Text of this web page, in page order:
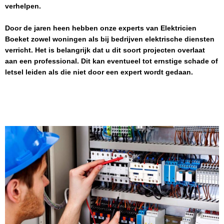
verhelpen.
Door de jaren heen hebben onze experts van Elektricien
Boeket zowel woningen als bij bedrijven elektrische diensten
verricht. Het is belangrijk dat u dit soort projecten overlaat
aan een professional. Dit kan eventueel tot ernstige schade of
letsel leiden als die niet door een expert wordt gedaan.